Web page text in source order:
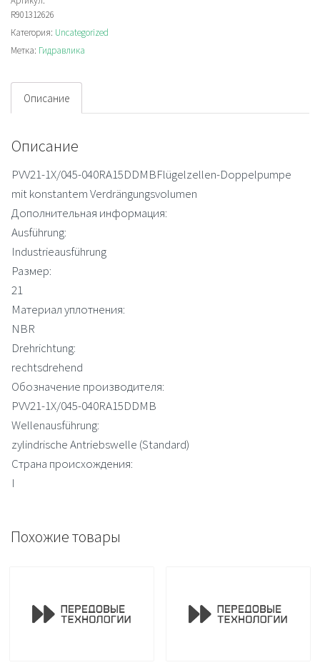
040RA15DDMB
Vane
R901312626
Категория: Uncategorized
Метка: Гидравлика
Описание
Описание
PVV21-1X/045-040RA15DDMBFlügelzellen-Doppelpumpe
mit konstantem Verdrängungsvolumen
Дополнительная информация:
Ausführung:
Industrieausführung
Размер:
21
Материал уплотнения:
NBR
Drehrichtung:
rechtsdrehend
Обозначение производителя:
PVV21-1X/045-040RA15DDMB
Wellenausführung:
zylindrische Antriebswelle (Standard)
Страна происхождения:
I
Похожие товары